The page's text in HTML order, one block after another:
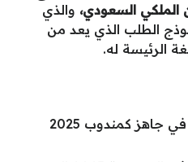
الملكي السعودي، والذي
الطلب الذي يعد من
الرئيسة له.
كمندوب 2025